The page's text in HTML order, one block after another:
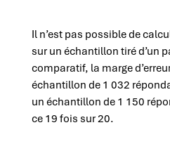
Il n’est pas possible de
sur un échantillon tiré d’un
comparatif, la marge
échantillon de 1 032
un échantillon de 1 150
ce 19 fois sur 20.